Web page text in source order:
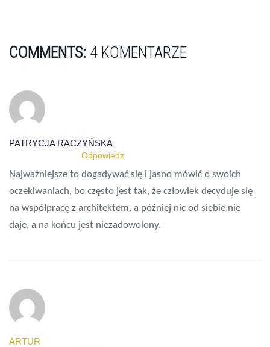
COMMENTS: 4 KOMENTARZE
PATRYCJA RACZYŃSKA
Odpowiedz
Najważniejsze to dogadywać się i jasno mówić o swoich
oczekiwaniach, bo często jest tak, że człowiek decyduje się
na współpracę z architektem, a później nic od siebie nie
daje, a na końcu jest niezadowolony.
ARTUR